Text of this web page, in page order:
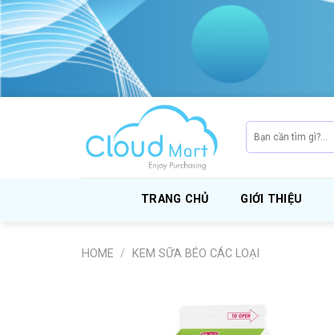
Skip
to
content
for:
TRANG CHỦ GIỚI THIỆU
HOME / KEM SỮA BÉO CÁC LOẠI